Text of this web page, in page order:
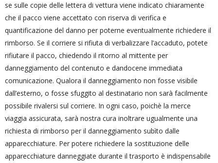
se sulle copie delle lettera di vettura viene indicato chiaramente
che il pacco viene accettato con riserva di verifica e
quantificazione del danno per poterne eventualmente richiedere il
rimborso. Se il corriere si rifiuta di verbalizzare l’accaduto, potete
rifiutare il pacco, chiedendo il ritorno al mittente per
danneggiamento del contenuto e dandocene immediata
comunicazione. Qualora il danneggiamento non fosse visibile
dall’esterno, o fosse sfuggito al destinatario non sarà facilmente
possibile rivalersi sul corriere. In ogni caso, poichè la merce
viaggia assicurata, sarà nostra cura inoltrare ugualmente una
richiesta di rimborso per il danneggiamento subìto dalle
apparecchiature. Per potere richiedere la sostituzione delle
apparecchiature danneggiate durante il trasporto è indispensabile